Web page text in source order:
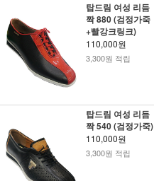
탑드림 여성 리듬
짝 880 (검정가죽
+빨강크링크)
110,000원
3,300원 적립
탑드림 여성 리듬
짝 540 (검정가죽)
110,000원
3,300원 적립